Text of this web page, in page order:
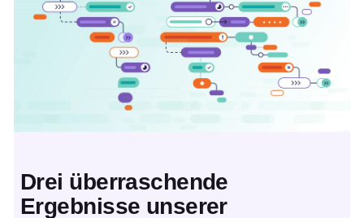
Drei überraschende
Ergebnisse unserer